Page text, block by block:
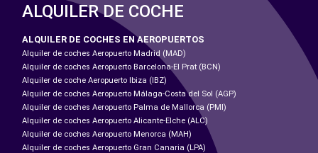
ALQUILER DE COCHE
ALQUILER DE COCHES EN AEROPUERTOS
Alquiler de coches Aeropuerto Madrid (MAD)
Alquiler de coches Aeropuerto Barcelona-El Prat (BCN)
Alquiler de coche Aeropuerto Ibiza (IBZ)
Alquiler de coches Aeropuerto Málaga-Costa del Sol (AGP)
Alquiler de coches Aeropuerto Palma de Mallorca (PMI)
Alquiler de coches Aeropuerto Alicante-Elche (ALC)
Alquiler de coches Aeropuerto Menorca (MAH)
Alquiler de coches Aeropuerto Gran Canaria (LPA)